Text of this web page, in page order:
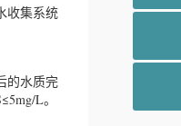
收集系统
的水质完
L。